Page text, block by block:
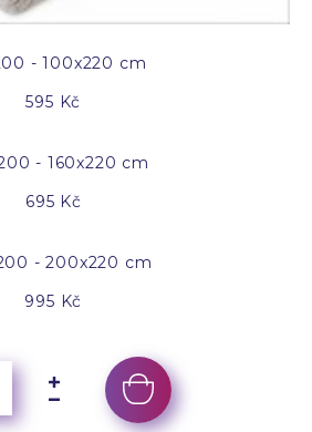
- 100x220 cm
595 Kč
- 160x220 cm
695 Kč
- 200x220 cm
995 Kč